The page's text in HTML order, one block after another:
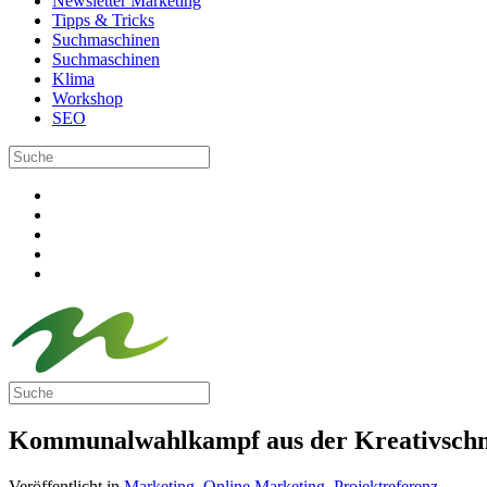
Tipps & Tricks
Suchmaschinen
Suchmaschinen
Klima
Workshop
SEO
Kommunalwahlkampf aus der